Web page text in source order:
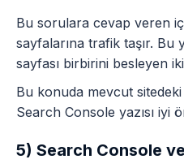
Bu sorulara cevap veren
sayfalarına trafik taşır.
sayfası birbirini besleyen
Bu konuda mevcut sitedeki
Search Console yazısı iyi
5) Search Console